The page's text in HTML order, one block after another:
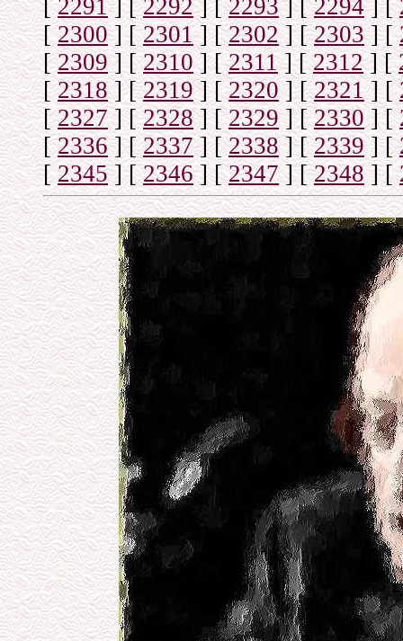
[2291] [2292] [2293] [2294] [
[ 2300] [2301] [2302] [2303] [
[2309] [2310] [2311] [2312] [
[2318] [2319] [2320 ] [2321] [
[2327] [2328] [2329] [2330] [
[2336] [2337] [2338] [2339] [
[2345] [2346] [2347] [2348] [